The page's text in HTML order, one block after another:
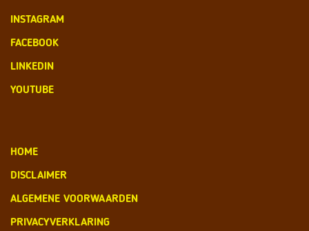
INSTAGRAM
FACEBOOK
LINKEDIN
YOUTUBE
HOME
DISCLAIMER
ALGEMENE VOORWAARDEN
PRIVACYVERKLARING